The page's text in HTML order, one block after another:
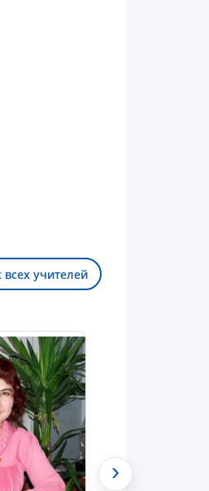
всех учителей
›
пожаловать в
ТГЮУ.
свои обращения